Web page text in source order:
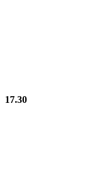
17.30